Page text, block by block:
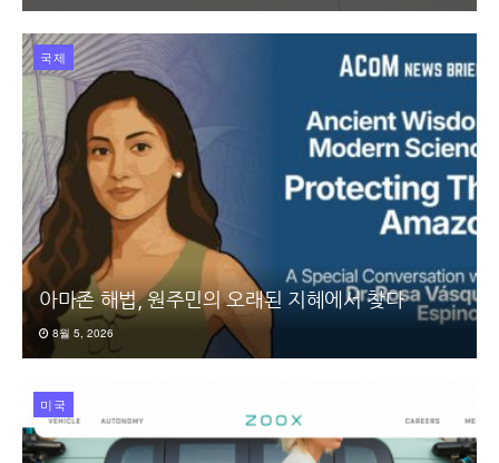
국제
아마존 해법, 원주민의 오래된 지혜에서 찾다
8월 5, 2026
미국